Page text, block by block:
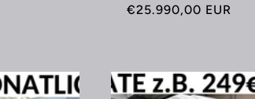
Normaler
€25.990,00 EUR